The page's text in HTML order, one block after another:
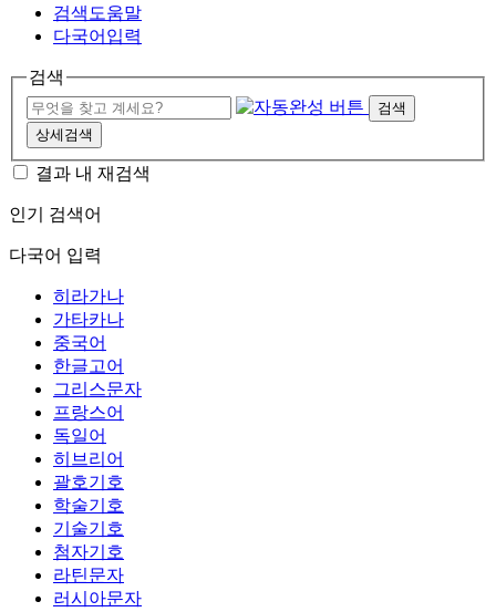
검색도움말
다국어입력
검색
검색
상세검색
결과 내 재검색
인기 검색어
다국어 입력
히라가나
가타카나
중국어
한글고어
그리스문자
프랑스어
독일어
히브리어
괄호기호
학술기호
기술기호
첨자기호
라틴문자
러시아문자